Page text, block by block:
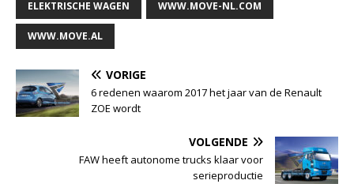
ELEKTRISCHE WAGEN WWW.MOVE-NL.COM
WWW.MOVE.AL
VORIGE
6 redenen waarom 2017 het jaar van de Renault
ZOE wordt
VOLGENDE
FAW heeft autonome trucks klaar voor
serieproductie